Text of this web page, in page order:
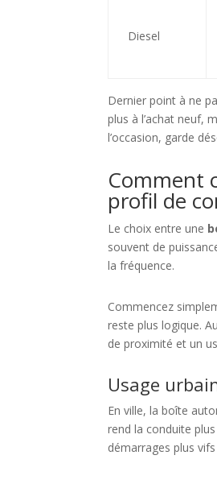
Diesel
Dernier point à ne
plus à l’achat neuf,
l’occasion, garde
Comment
profil de
Le choix entre une
souvent de
la fréquence.
Commencez
reste plus logique.
de proximité et un
Usage
En ville, la boîte
rend la conduite
démarrages plus